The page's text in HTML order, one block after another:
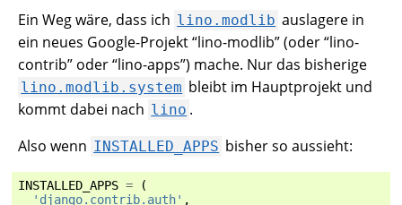
Ein Weg wäre, dass ich lino.modlib auslagere in
ein neues Google-Projekt “lino-modlib” (oder “lino-
contrib” oder “lino-apps”) mache. Nur das bisherige
lino.modlib.system bleibt im Hauptprojekt und
kommt dabei nach lino .
Also wenn INSTALLED_APPS bisher so aussieht:
INSTALLED_APPS =
(
'django.contrib.auth' ,